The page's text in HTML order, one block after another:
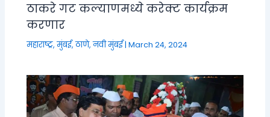
ठाकरे गट कल्याणमध्ये करेक्ट कार्यक्रम
करणार
महाराष्ट्र,मुंबई, ठाणे, नवी मुंबई|March 24, 2024